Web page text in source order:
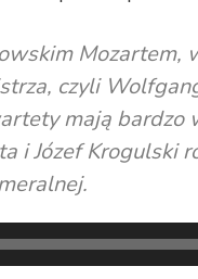
czyli
mają
Józef Krogulski